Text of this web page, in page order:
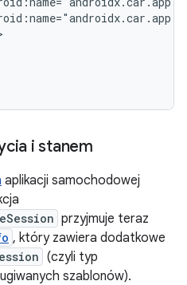
i stanem
aplikacji samochodowej
przyjmuje teraz
, który zawiera dodatkowe
(czyli typ
szablonów).